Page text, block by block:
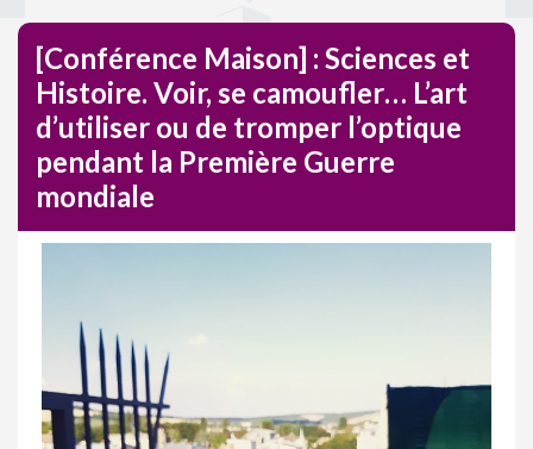
[Conférence Maison] : Sciences et
Histoire. Voir, se camoufler… L’art
d’utiliser ou de tromper l’optique
pendant la Première Guerre
mondiale